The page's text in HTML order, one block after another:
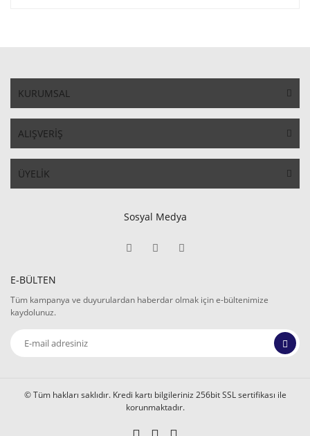
KURUMSAL
ALIŞVERİŞ
ÜYELİK
Sosyal Medya
E-BÜLTEN
Tüm kampanya ve duyurulardan haberdar olmak için e-bültenimize
kaydolunuz.
© Tüm hakları saklıdır. Kredi kartı bilgileriniz 256bit SSL sertifikası ile
korunmaktadır.